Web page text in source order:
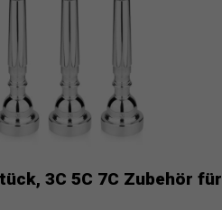
3C 5C 7C Zubehör für